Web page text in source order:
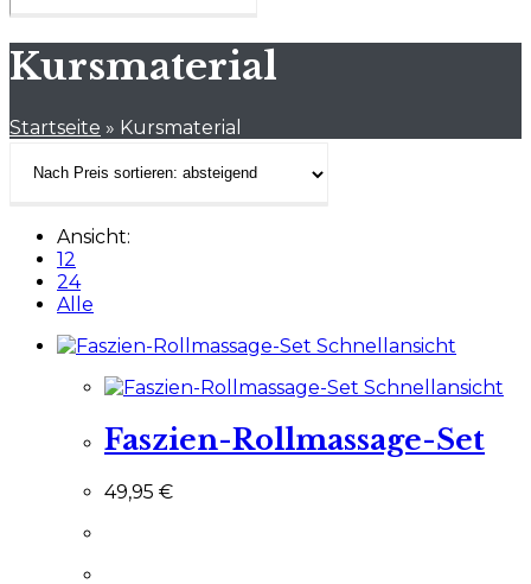
Kursmaterial
Startseite » Kursmaterial
Ansicht:
12
24
Alle
Schnellansicht
Schnellansicht
Faszien-Rollmassage-Set
49,95 €